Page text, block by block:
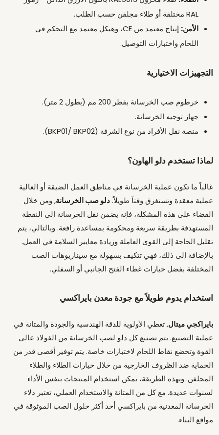
RAL مختلفة أو طلاء مجلفن حسب الطلب.
الأمن:
إنتاج معتمد من CE، وهيكل معتمد مع التحكم في
اللحام واختبارات التوصيل.
التجهيزات الاختيارية
خرطوم صب الخرسانة بقطر 200 مم (بطول 2 متر).
جهاز توجيه الخرسانة.
منصة نقل الأفراد من نوع الشرفة (BKP01/ BKP02).
لماذا تستخدم دلو الهاون؟
غالباً ما تكون عملية الخرسانة في مناطق العمل الضيقة أو العالية
عملية معقدة وتستغرق وقتاً طويلاً.دلو صب الخرسانة, ومن خلال
القضاء على هذه المشكلة، فإنه يضمن نقل الخرسانة إلى النقطة
المستهدفة بطريقة سريعة ومحكومة بمساعدة رافعة. وبالتالي، يتم
تقليل الحاجة إلى القوى العاملة وزيادة معايير السلامة في العمل.
بالإضافة إلى ذلك، فهي تتكيف بسهولة مع سيناريوهات الصب
المختلفة بفضل خيارات غطاء الفتح الجانبي أو السفلي.
استخدام يدوم طويلاً مع جودة معدن بايراكسي
بايراكجي ميتال, تعطي الأولوية للدقة الهندسية والجودة والمتانة في
عملية التصنيع. يتم تصنيع كل دلو لصب الخرسانة من الفولاذ عالي
القوة وتخضع نقاط اللحام لاختبارات خاصة. يتم توفير أقصى قدر من
الحماية ضد الظروف الخارجية من خلال خيارات الطلاء والطلاء
المجلفن. وبهذه الطريقة، يمكن استخدام المنتجات بنفس الأداء
لسنوات عديدة. مع كل من المتانة والاستخدام العملي، تعتبر دلاء
الخرسانة المعدنية من بايراكسي أحد أكثر حلول الصب الموثوقة في
مواقع البناء.